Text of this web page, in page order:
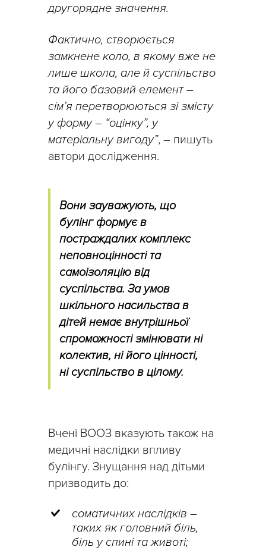
другорядне значення.
Фактично, створюється
замкнене коло, в якому вже не
лише школа, але й суспільство
та його базовий елемент –
сім’я перетворюються зі змісту
у форму – “оцінку”, у
матеріальну вигоду”, – пишуть
автори дослідження.
Вони зауважують, що
булінг формує в
постраждалих комплекс
неповноцінності та
самоізоляцію від
суспільства. За умов
шкільного насильства в
дітей немає внутрішньої
спроможності змінювати ні
колектив, ні його цінності,
ні суспільство в цілому.
Вчені ВООЗ вказують також на
медичні наслідки впливу
булінгу. Знущання над дітьми
призводить до:
соматичних наслідків –
таких як головний біль,
біль у спині та животі;